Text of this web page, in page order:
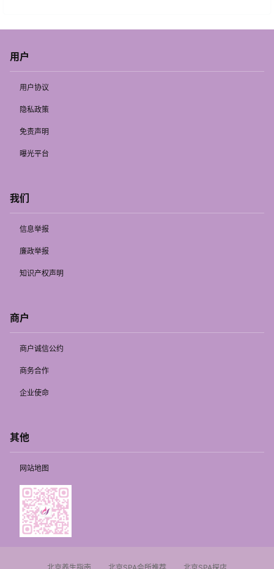
用户
用户协议
隐私政策
免责声明
曝光平台
我们
信息举报
廉政举报
知识产权声明
商户
商户诚信公约
商务合作
企业使命
其他
网站地图